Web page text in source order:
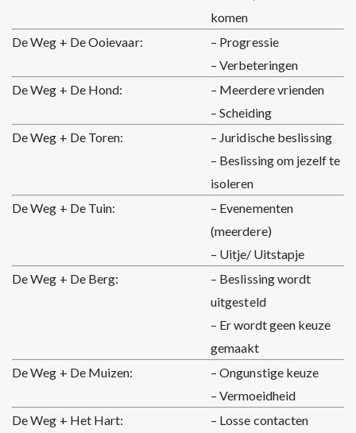
komen
De Weg + De Ooievaar:
– Progressie
– Verbeteringen
De Weg + De Hond:
– Meerdere vrienden
– Scheiding
De Weg + De Toren:
– Juridische beslissing
– Beslissing om jezelf te
isoleren
De Weg + De Tuin:
– Evenementen
(meerdere)
– Uitje/ Uitstapje
De Weg + De Berg:
– Beslissing wordt
uitgesteld
– Er wordt geen keuze
gemaakt
De Weg + De Muizen:
– Ongunstige keuze
– Vermoeidheid
De Weg + Het Hart:
– Losse contacten